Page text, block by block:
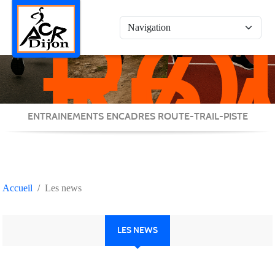
/
/
ENTRAINEMENTS ENCADRES ROUTE-TRAIL-PISTE
Accueil Les news
LES NEWS
Panneau de gestion des cookies